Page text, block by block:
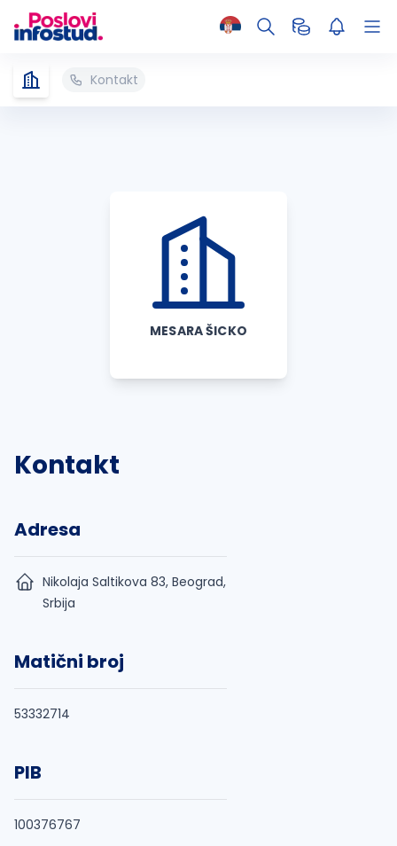
Kontakt
MESARA ŠICKO
Kontakt
Adresa
Nikolaja Saltikova 83, Beograd,
Srbija
Matični broj
53332714
PIB
100376767